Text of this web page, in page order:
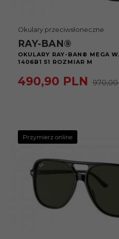
Okulary przeciwsłoneczne
RAY-BAN®
OKULARY RAY-BAN® MEGA
1406B1 51 ROZMIAR M
490,90 PLN
Przymierz online